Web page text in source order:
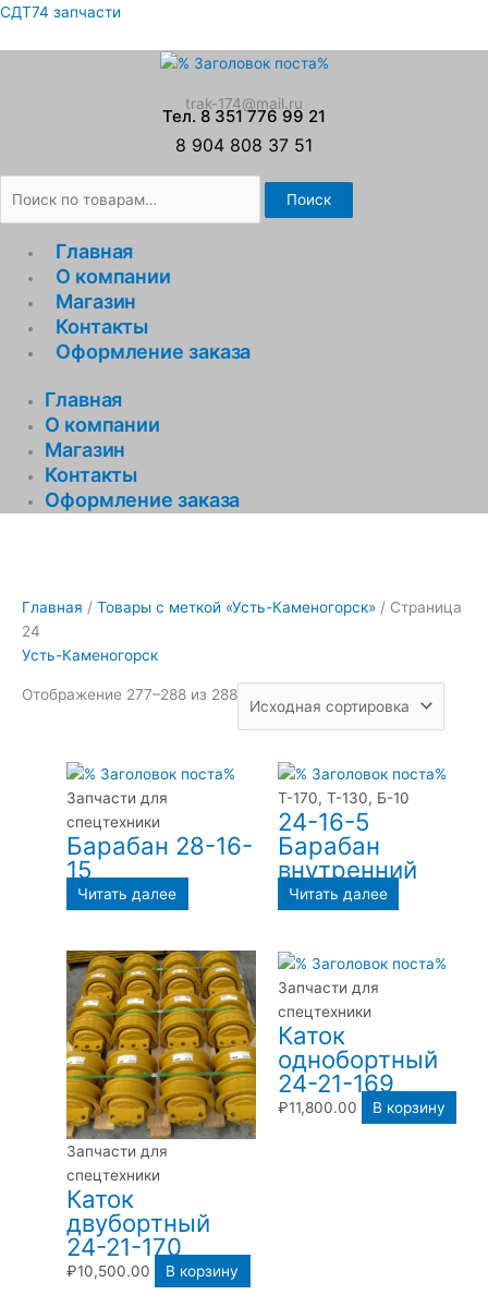
Перейти
СДТ74 запчасти
trak-174@mail.ru
Тел. 8 351 776 99 21
8 904 808 37 51
Искать:
Поиск
Главная
О компании
Магазин
Контакты
Оформление заказа
Главная
О компании
Магазин
Контакты
Оформление заказа
Главная / Товары с меткой «Усть-Каменогорск» / Страница
24
Усть-Каменогорск
Отображение 277–288 из 288
Запчасти для
спецтехники
Барабан 28-16-
15
Читать далее
Т-170, Т-130, Б-10
24-16-5
Барабан
внутренний
Читать далее
Запчасти для
спецтехники
Каток
двубортный
24-21-170
₽10,500.00 В корзину
Запчасти для
спецтехники
Каток
однобортный
24-21-169
₽11,800.00 В корзину